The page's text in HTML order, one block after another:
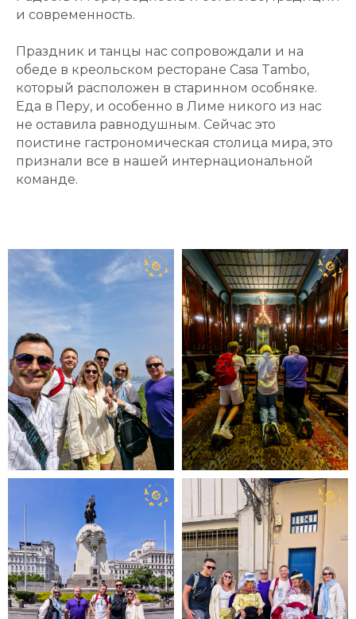
и современность.
Праздник и танцы нас сопровождали и на
обеде в креольском ресторане Casa Tambo,
который расположен в старинном особняке.
Еда в Перу, и особенно в Лиме никого из нас
не оставила равнодушным. Сейчас это
поистине гастрономическая столица мира, это
признали все в нашей интернациональной
команде.